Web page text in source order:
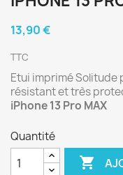
13,90 €
TTC
Etui imprimé Solitude
résistant et très
iPhone 13 Pro MAX
Quantité
